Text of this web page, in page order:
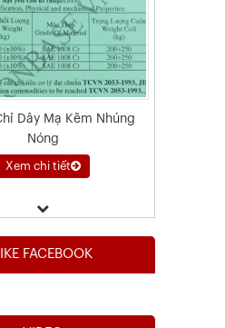
Dây Mạ Kẽm Nhúng
Nóng
Xem chi tiết
FACEBOOK